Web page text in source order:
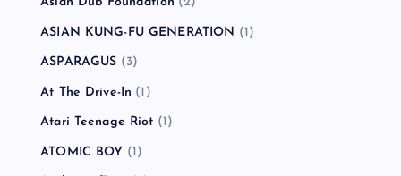
ASIAN KUNG-FU GENERATION (1)
ASPARAGUS (3)
At The Drive-In (1)
Atari Teenage Riot (1)
ATOMIC BOY (1)